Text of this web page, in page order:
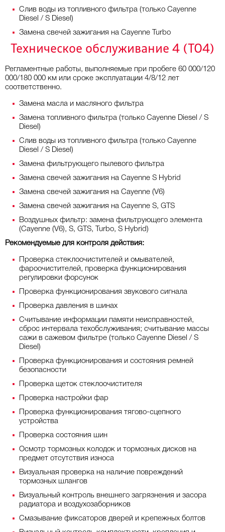
Слив воды из топливного фильтра (только Cayenne
Diesel / S Diesel)
Замена свечей зажигания на Cayenne Turbo
Техническое обслуживание 4 (ТО4)
Регламентные работы, выполняемые при пробеге 60 000/120
000/180 000 км или сроке эксплуатации 4/8/12 лет
соответственно.
Замена масла и масляного фильтра
Замена топливного фильтра (только Cayenne Diesel / S
Diesel)
Слив воды из топливного фильтра (только Cayenne
Diesel / S Diesel)
Замена фильтрующего пылевого фильтра
Замена свечей зажигания на Cayenne S Hybrid
Замена свечей зажигания на Cayenne (V6)
Замена свечей зажигания на Cayenne S, GTS
Воздушных фильтр: замена фильтрующего элемента
(Cayenne (V6), S, GTS, Turbo, S Hybrid)
Рекомендуемые для контроля действия:
Проверка стеклоочистителей и омывателей,
фароочистителей, проверка функционирования
регулировки форсунок
Проверка функционирования звукового сигнала
Проверка давления в шинах
Считывание информации памяти неисправностей,
сброс интервала техобслуживания; считывание массы
сажи в сажевом фильтре (только Cayenne Diesel / S
Diesel)
Проверка функционирования и состояния ремней
безопасности
Проверка щеток стеклоочистителя
Проверка настройки фар
Проверка функционирования тягово-сцепного
устройства
Проверка состояния шин
Осмотр тормозных колодок и тормозных дисков на
предмет отсутствия износа
Визуальная проверка на наличие повреждений
тормозных шлангов
Визуальный контроль внешнего загрязнения и засора
радиатора и воздухозаборников
Смазывание фиксаторов дверей и крепежных болтов